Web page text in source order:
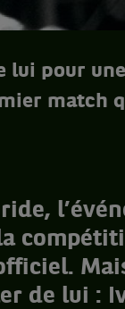
lui pour
match
de lui :